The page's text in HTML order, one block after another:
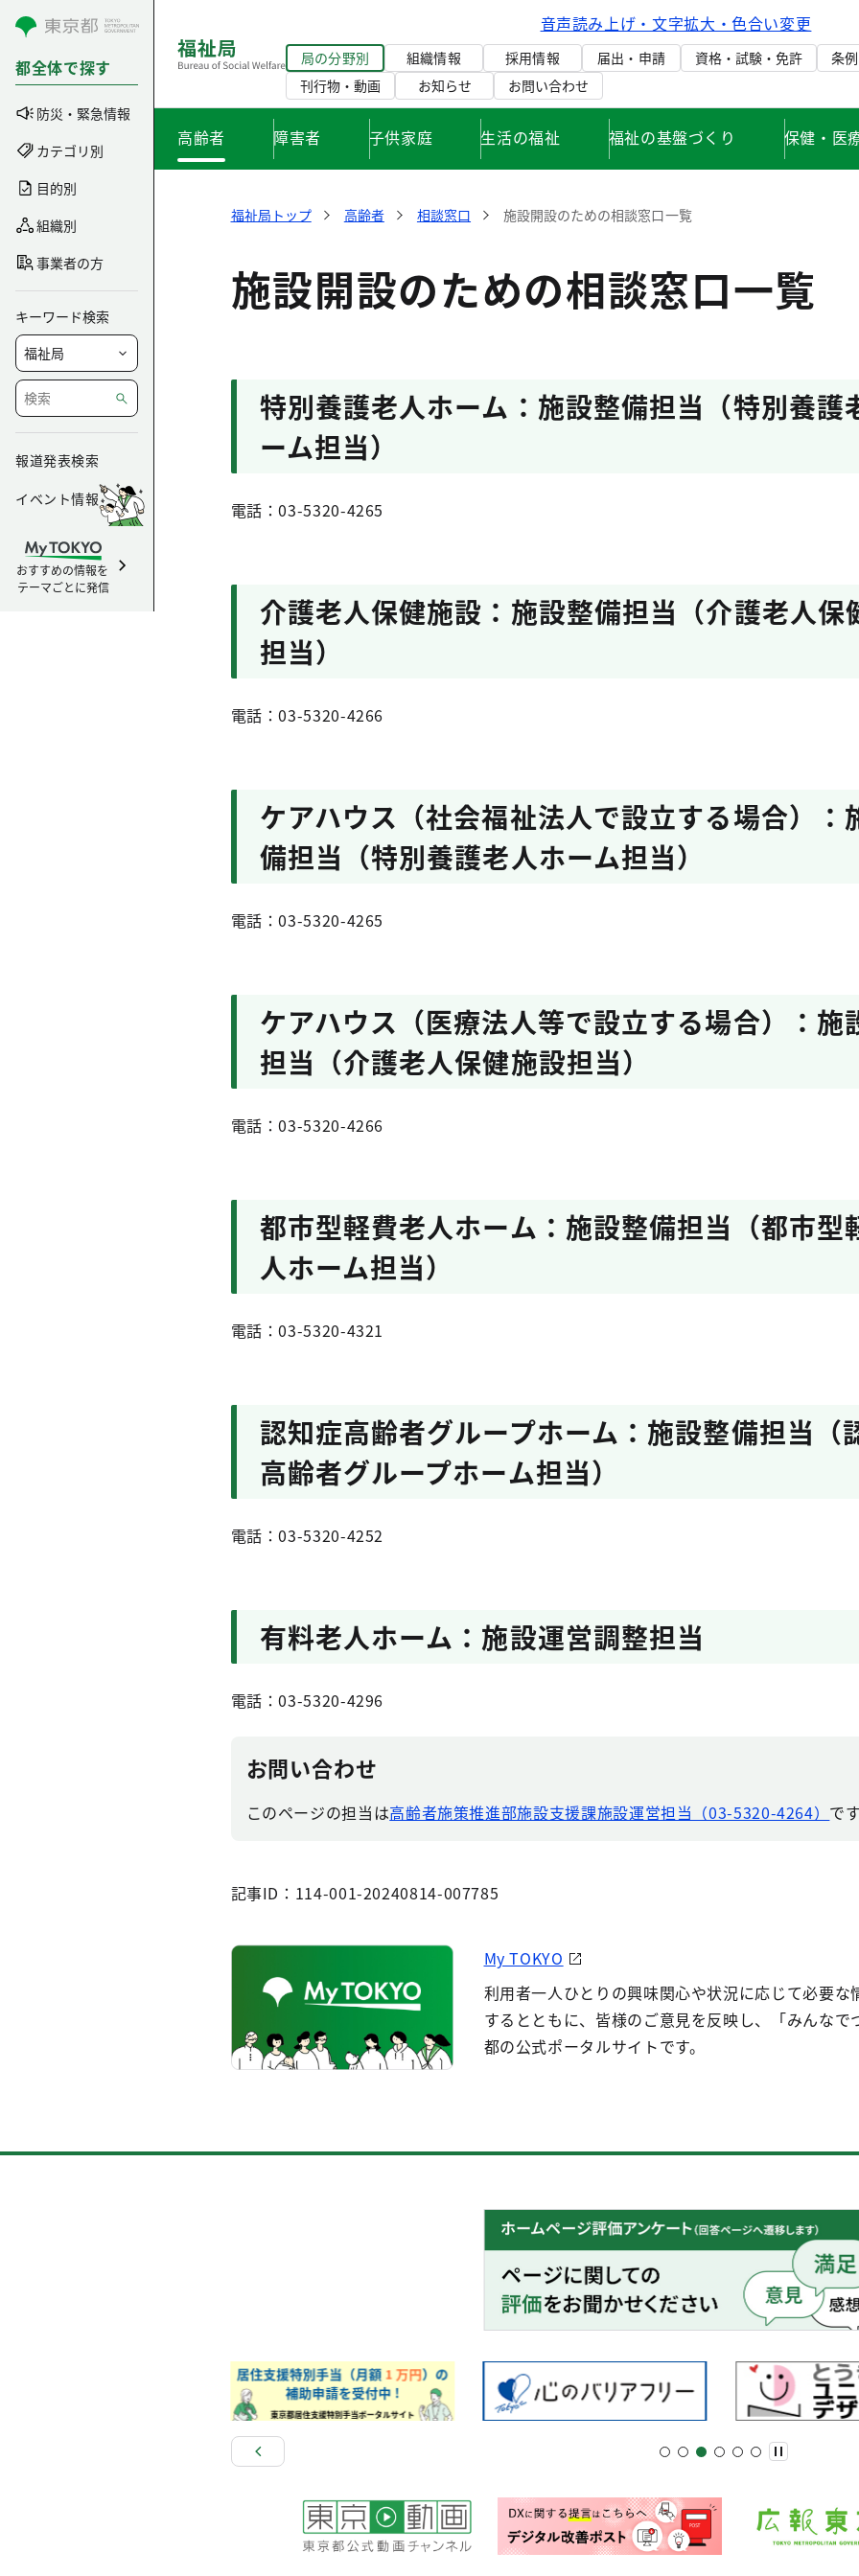
コンテンツにスキップ
都全体で探す
防災・緊急情報
カテゴリ別
目的別
組織別
事業者の方
キーワード検索
報道発表検索
イベント情報
おすすめの情報を
テーマごとに発信
音声読み上げ・文字拡大・色合い変更
局の分野別 組織情報 採用情報 届出・申請 資格・試験・免許
条
刊行物・動画
お知らせ お問い合わせ
高齢者 障害者 子供家庭 生活の福祉 福祉の基盤づくり 保健・医
福祉局トップ 高齢者 相談窓口 施設開設のための相談窓口一覧
施設開設のための相談窓口一覧
特別養護老人ホーム：施設整備担当（特別養護
ーム担当）
電話：03-5320-4265
介護老人保健施設：施設整備担当（介護老人保
担当）
電話：03-5320-4266
ケアハウス（社会福祉法人で設立する場合）：
備担当（特別養護老人ホーム担当）
電話：03-5320-4265
ケアハウス（医療法人等で設立する場合）：施
担当（介護老人保健施設担当）
電話：03-5320-4266
都市型軽費老人ホーム：施設整備担当（都市型
人ホーム担当）
電話：03-5320-4321
認知症高齢者グループホーム：施設整備担当（
高齢者グループホーム担当）
電話：03-5320-4252
有料老人ホーム：施設運営調整担当
電話：03-5320-4296
お問い合わせ
このページの担当は高齢者施策推進部施設支援課施設運営担当（03-5320-4264） で
記事ID：114-001-20240814-007785
My TOKYO
利用者一人ひとりの興味関心や状況に応じて必要な
するとともに、皆様のご意見を反映し、「みんなで
都の公式ポータルサイトです。